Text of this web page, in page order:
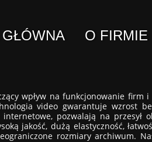
O FIRMIE
wpływ na funkcjonowanie
video gwarantuje wzrost
pozwalają na przesył
jakość, dużą elastyczność,
rozmiary archiwum.